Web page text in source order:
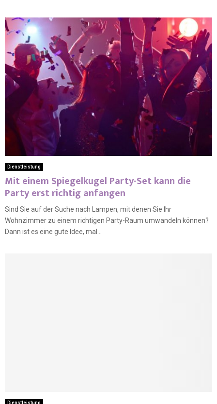
Dienstleistung
Mit einem Spiegelkugel Party-Set kann die
Party erst richtig anfangen
Sind Sie auf der Suche nach Lampen, mit denen Sie Ihr
Wohnzimmer zu einem richtigen Party-Raum umwandeln können?
Dann ist es eine gute Idee, mal...
Dienstleistung